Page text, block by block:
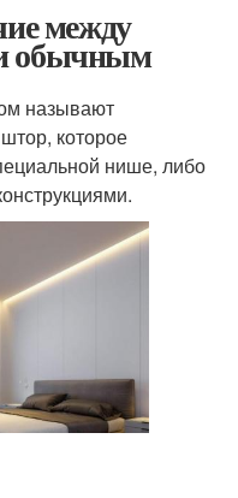
между
обычным
называют
которое
нише, либо